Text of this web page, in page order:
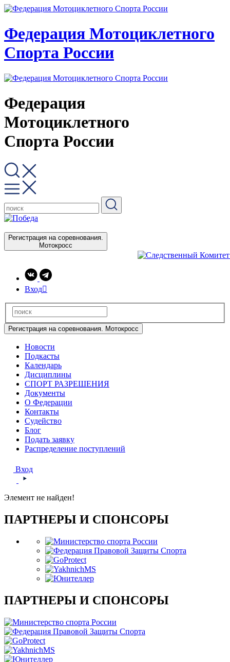
Федерация Мотоциклетного
Спорта России
Федерация
Мотоциклетного
Спорта России
Регистрация на соревнования.
Мотокросс
Вход
Регистрация на соревнования. Мотокросс
Новости
Подкасты
Календарь
Дисциплины
СПОРТ РАЗРЕШЕНИЯ
Документы
О Федерации
Контакты
Судейство
Блог
Подать заявку
Распределение поступлений
Вход
Элемент не найден!
ПАРТНЕРЫ И СПОНСОРЫ
ПАРТНЕРЫ И СПОНСОРЫ